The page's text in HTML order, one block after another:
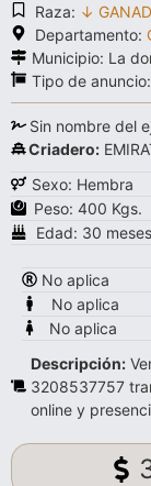
Raza: ↓
Departamento:
Municipio: La
Tipo de anuncio:
Sin nombre del
Criadero:
Sexo: Hembra
Peso: 400 Kgs.
Edad: 30 meses
No aplica
No aplica
No aplica
Descripción:
3208537757
online y